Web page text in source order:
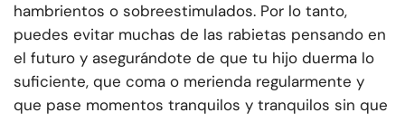
hambrientos o sobreestimulados. Por lo tanto,
puedes evitar muchas de las rabietas pensando en
el futuro y asegurándote de que tu hijo duerma lo
suficiente, que coma o merienda regularmente y
que pase momentos tranquilos y tranquilos sin que